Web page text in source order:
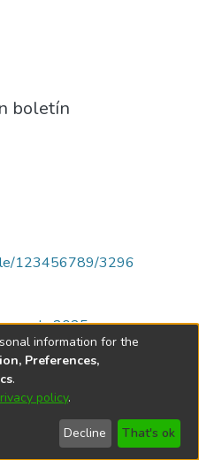
boletín
123456789/3296
de 2025
de Córdoba
information for the
Preferences,
.
policy.
Decline That's ok